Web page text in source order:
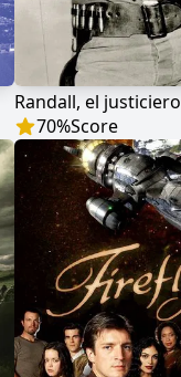
Randall, el justiciero
70%Score